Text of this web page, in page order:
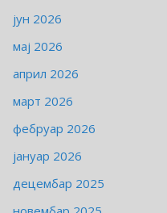
јун 2026
мај 2026
април 2026
март 2026
фебруар 2026
јануар 2026
децембар 2025